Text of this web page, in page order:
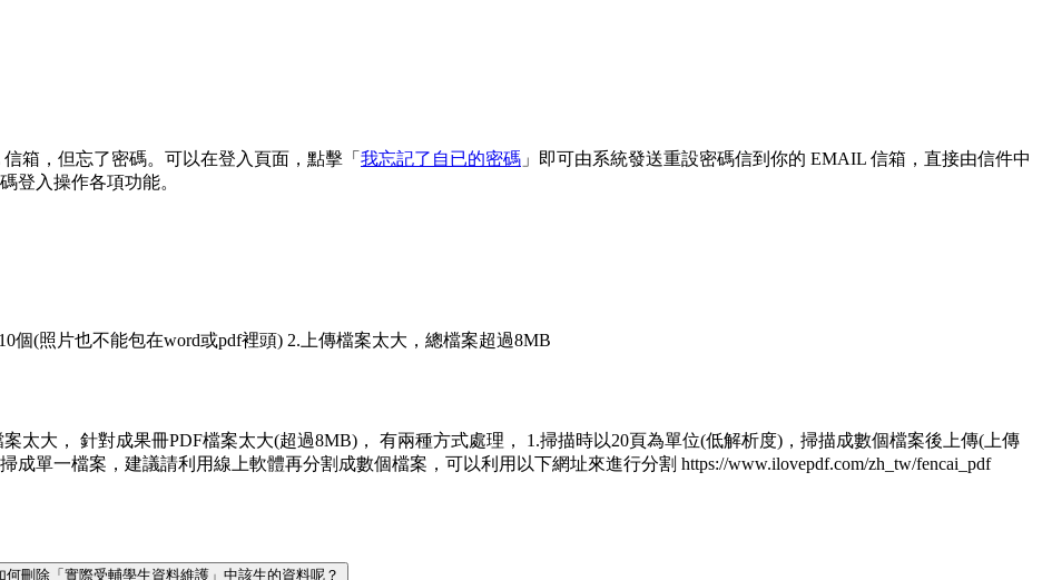
箱，但忘了密碼。可以在登入頁面，點擊「 我忘記了自已的密碼 」即可由系統發送重設密碼信到你的 EMAIL 信箱，直接由信件中
登入操作各項功能。
個(照片也不能包在word或pdf裡頭) 2.上傳檔案太大，總檔案超過8MB
太大， 針對成果冊PDF檔案太大(超過8MB)， 有兩種方式處理， 1.掃描時以20頁為單位(低解析度)，掃描成數個檔案後上傳(上傳
單一檔案，建議請利用線上軟體再分割成數個檔案，可以利用以下網址來進行分割 https://www.ilovepdf.com/zh_tw/fencai_pdf
刪除「實際受輔學生資料維護」中該生的資料呢？